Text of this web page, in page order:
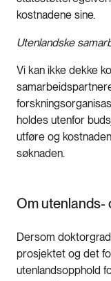
kostnadene sine.
Utenlandske
Vi kan ikke dekke
holdes utenfor
utføre og
søknaden.
Om utenlands-
Dersom
prosjektet og det
utenlandsopphold